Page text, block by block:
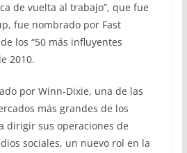
de vuelta al trabajo”, que fue
fue nombrado por Fast
los “50 más influyentes
2010.
por Winn-Dixie, una de las
más grandes de los
dirigir sus operaciones de
sociales, un nuevo rol en la